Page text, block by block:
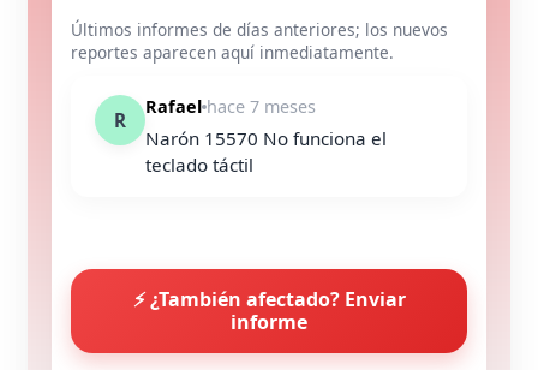
Últimos informes de días anteriores; los nuevos
reportes aparecen aquí inmediatamente.
R
Rafael hace 7 meses
Narón 15570 No funciona el
teclado táctil
⚡ ¿También afectado? Enviar
informe